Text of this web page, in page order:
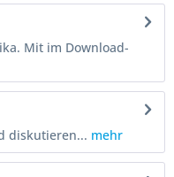
Mit im Download-
diskutieren... mehr